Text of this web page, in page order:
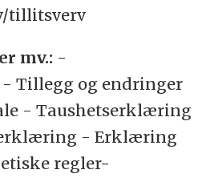
tillitsverv
mv.: -
- Tillegg og endringer
- Taushetserklæring
- Erklæring
regler-